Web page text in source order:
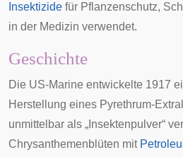
Insektizide für Pflanzenschutz,
in der Medizin verwendet.
Geschichte
Die US-Marine entwickelte 1917
Herstellung eines Pyrethrum-
unmittelbar als „Insektenpulver“
Chrysanthemenblüten mit